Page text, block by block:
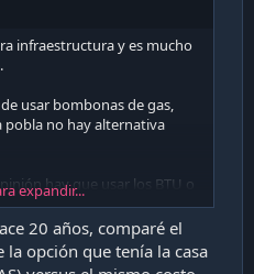
infraestructura y es mucho
usar bombonas de gas,
pobla no hay alternativa
hay que usar los BTU o
tiene 25 kwh.
expandir...
20 años, comparé el
opción que tenía la casa